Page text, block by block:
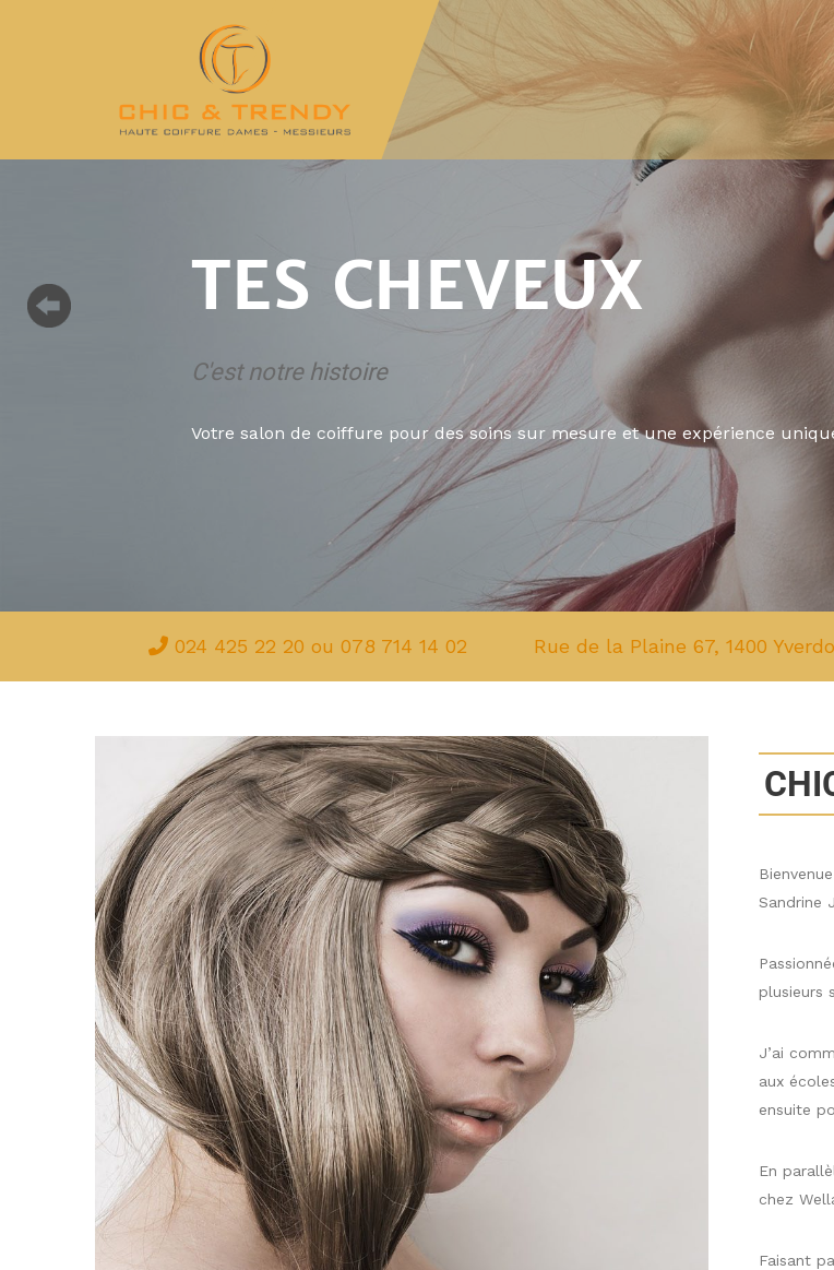
TES CHEVEUX
C'est notre histoire
Votre salon de coiffure pour des soins sur mesure et une expérience
024 425 22 20 ou 078 714 14 02 Rue de la Plaine 67, 1400
Sandrine
plusieurs
J’ai
aux
ensuite
En
chez
Faisant